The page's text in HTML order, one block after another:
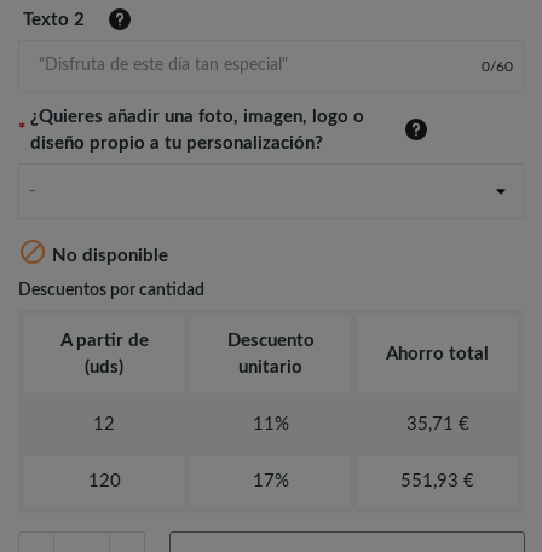
Texto 2
0/60
*
¿Quieres añadir una foto, imagen, logo o
diseño propio a tu personalización?
-
 No disponible
Descuentos por cantidad
A partir de
(uds)
Descuento
unitario
Ahorro total
12 11% 35,71 €
120 17% 551,93 €